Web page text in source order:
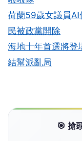
荷蘭59歲女議員
民被政黨開除
海地十年首選將
結幫派亂局
🎯 搶